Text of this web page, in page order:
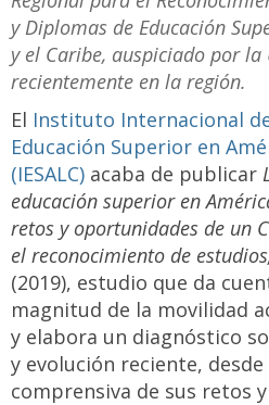
y Diplomas de Educación
y el Caribe, auspiciado por la
recientemente en la región.
El Instituto Internacional
Educación Superior en
(IESALC) acaba de publicar
educación superior en
retos y oportunidades de un
el reconocimiento de
(2019), estudio que da
magnitud de la movilidad
y elabora un diagnóstico
y evolución reciente,
comprensiva de sus retos